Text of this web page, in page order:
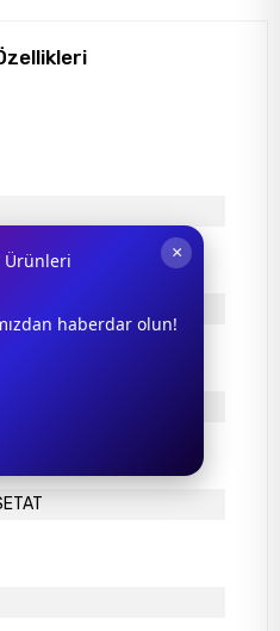
×
Ürünleri
haberdar olun!